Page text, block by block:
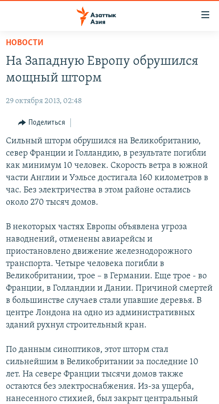
Вернуться
основному
содержанию
навигации
Вернутся
поиску
УЗБЕКИСТАН
ТАДЖИКИСТАН
НА ДРУГИХ ЯЗЫКАХ
ҚАЗАҚША
КЫРГЫЗЧА
ЎЗБЕКЧА
ТОҶИКӢ
TÜRKMENÇE
Все сайты РСЕ/РС
НОВОСТИ
На Западную Европу обрушился
мощный шторм
29 октября 2013, 02:48
Поделиться
Сильный шторм обрушился на Великобританию,
север Франции и Голландию, в результате погибли
как минимум 10 человек. Скорость ветра в южной
части Англии и Уэльсе достигала 160 километров в
час. Без электричества в этом районе остались
около 270 тысяч домов.
В некоторых частях Европы объявлена угроза
наводнений, отменены авиарейсы и
приостановлено движение железнодорожного
транспорта. Четыре человека погибли в
Великобритании, трое – в Германии. Еще трое - во
Франции, в Голландии и Дании. Причиной смертей
в большинстве случаев стали упавшие деревья. В
центре Лондона на одно из административных
зданий рухнул строительный кран.
По данным синоптиков, этот шторм стал
сильнейшим в Великобритании за последние 10
лет. На севере Франции тысячи домов также
остаются без электроснабжения. Из-за ущерба,
нанесенного стихией, был закрыт центральный